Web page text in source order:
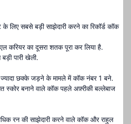
लिए सबसे बड़ी साझेदारी करने का रिकॉर्ड कॉक
करियर का दूसरा शतक पूरा कर लिया है.
पारी खेली.
छक्के जड़ने के मामले में कॉक नंबर 1 बने.
स्कोर बनाने वाले कॉक पहले अफ़्रीकी बल्लेबाज
रन की साझेदारी करने वाले कॉक और राहुल